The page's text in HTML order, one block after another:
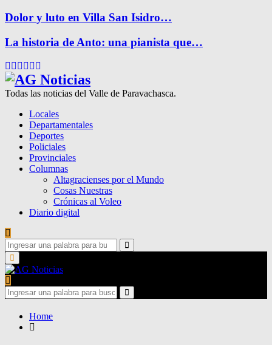
Dolor y luto en Villa San Isidro…
La historia de Anto: una pianista que…
Facebook
Twitter
Instagram
Pinterest
Google
Todas las noticias del Valle de Paravachasca.
Locales
Departamentales
Deportes
Policiales
Provinciales
Columnas
Altagracienses por el Mundo
Cosas Nuestras
Crónicas al Voleo
Diario digital
Search
for:
Search
Primary
Menu
Search
for:
Search
Home